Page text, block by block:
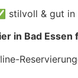
stilvoll & gut
in Bad